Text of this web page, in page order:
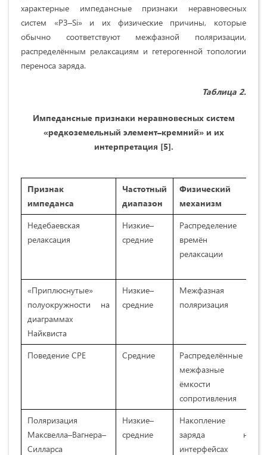
характерные импедансные признаки неравновесных
систем «РЗ–Si» и их физические причины, которые
обычно соответствуют межфазной поляризации,
распределённым релаксациям и гетерогенной топологии
переноса заряда.
Таблица 2.
Импедансные признаки неравновесных систем
«редкоземельный элемент–кремний» и их
интерпретация [5].
Признак
импеданса
Частотный
диапазон
Физический
механизм
Недебаевская
релаксация
Низкие–
средние
Распределение
времён
релаксации
«Приплюснутые»
полуокружности на
диаграммах
Найквиста
Низкие–
средние
Межфазная
поляризация
Поведение CPE Средние
Распределённые
межфазные
ёмкости и
сопротивления
Поляризация
Максвелла–Вагнера–
Силларса
Низкие–
средние
Накопление
заряда на
интерфейсах